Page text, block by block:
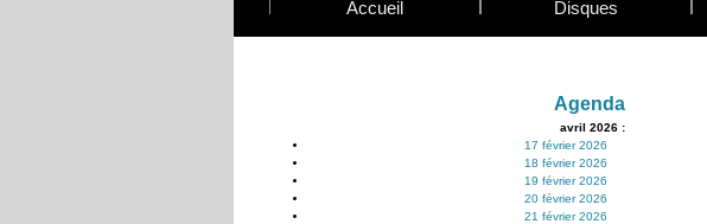
Accueil Disques
Agenda
avril 2026 :
17 février 2026
18 février 2026
19 février 2026
20 février 2026
21 février 2026